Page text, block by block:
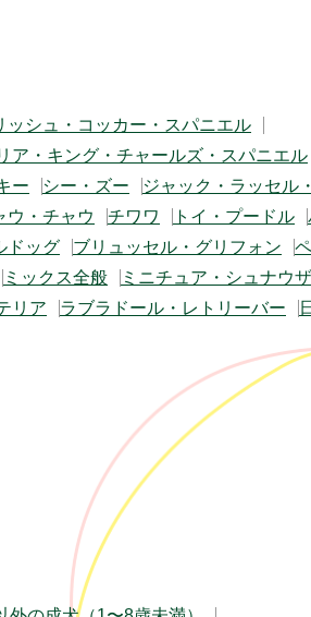
ッシュ・コッカー・スパニエル
ア・キング・チャールズ・スパニエル
ー シー・ズー
ジャック・ラッセル
ウ・チャウ チワワ トイ・プードル
ドッグ ブリュッセル・グリフォン
ミックス全般
ミニチュア・シュナウ
リア ラブラドール・レトリーバー